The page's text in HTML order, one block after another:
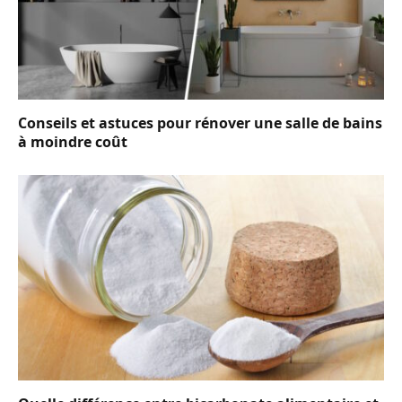
Conseils et astuces pour rénover une salle de bains
à moindre coût